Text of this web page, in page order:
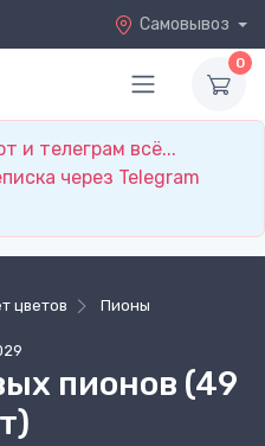
Самовывоз
0
и телеграм всё...
через Telegram
цветов Пионы
пионов (49